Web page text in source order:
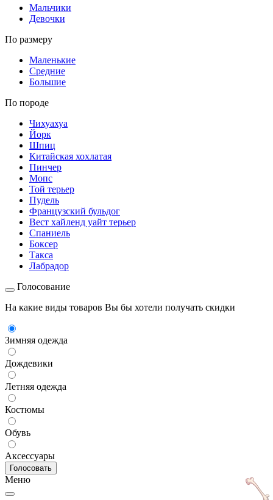
Мальчики
Девочки
По размеру
Маленькие
Средние
Большие
По породе
Чихуахуа
Йорк
Шпиц
Китайская хохлатая
Пинчер
Мопс
Той терьер
Пудель
Французский бульдог
Вест хайленд уайт терьер
Спаниель
Боксер
Такса
Лабрадор
Голосование
На какие виды товаров Вы бы хотели получать скидки
Зимняя одежда
Дождевики
Летняя одежда
Костюмы
Обувь
Аксессуары
Меню